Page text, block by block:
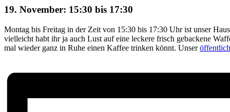
19. November: 15:30 bis 17:30
Montag bis Freitag in der Zeit von 15:30 bis 17:30 Uhr ist unser
vielleicht habt ihr ja auch Lust auf eine leckere frisch gebackene
mal wieder ganz in Ruhe einen Kaffee trinken könnt. Unser